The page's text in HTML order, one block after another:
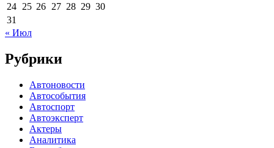
24 25 26 27 28 29 30
31
« Июл
Рубрики
Автоновости
Автособытия
Автоспорт
Автоэксперт
Актеры
Аналитика